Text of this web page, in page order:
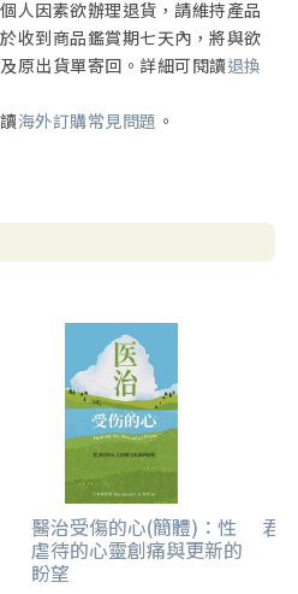
人因素欲辦理退貨，請維持產品
收到商品鑑賞期七天內，將與欲
原出貨單寄回。詳細可閱讀退換
海外訂購常見問題 。
醫治受傷的心(簡體)：性
虐待的心靈創痛與更新的
盼望
君